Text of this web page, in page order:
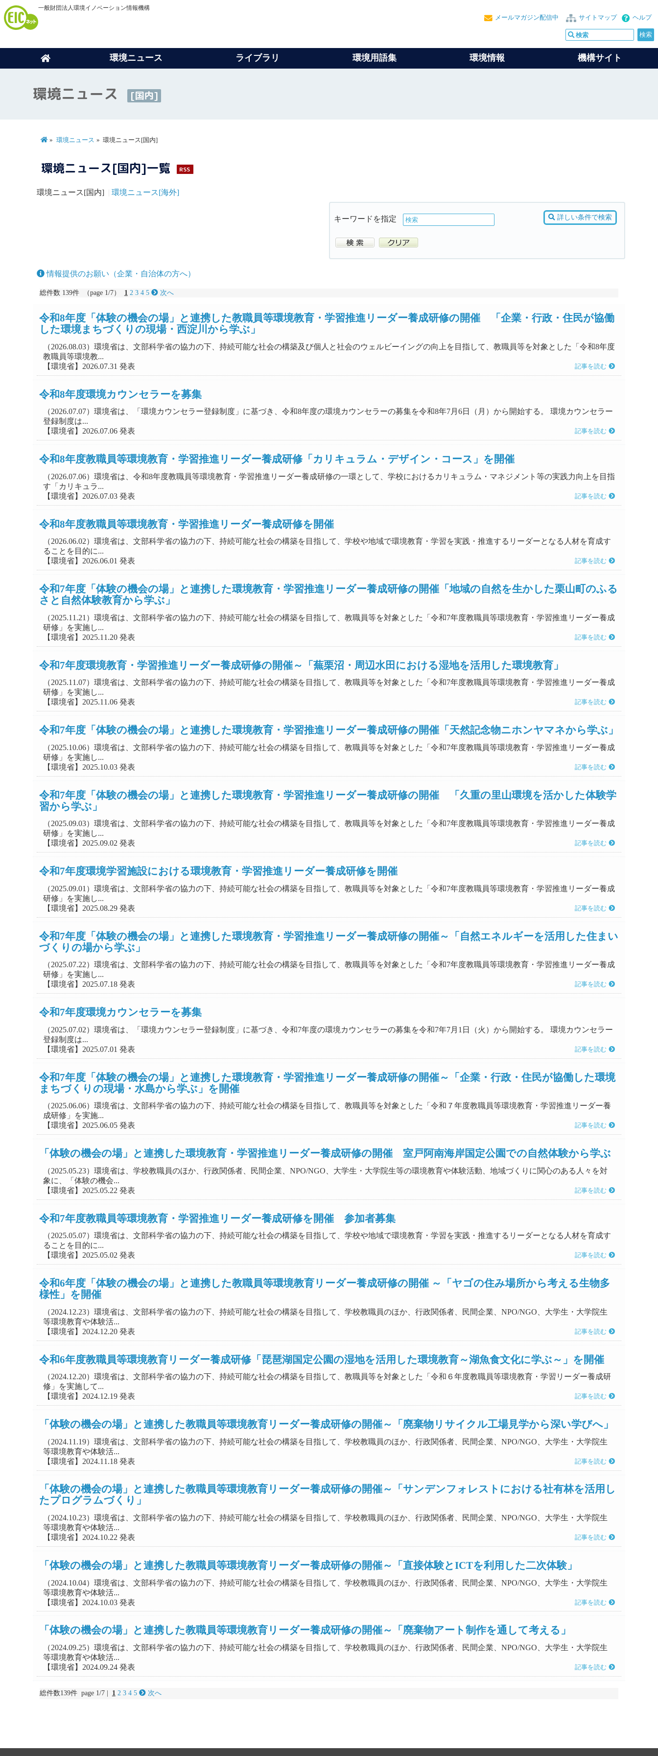
一般財団法人環境イノベーション情報機構
ヘルプ
サイトマップ
メールマガジン配信中
環境ニュース ライブラリ 環境用語集 環境情報 機構サイト
環境ニュース [国内]
環境ニュース 環境ニュース[国内]
環境ニュース[国内]一覧 RSS
環境ニュース[国内] 環境ニュース[海外]
キーワードを指定 詳しい条件で検索
情報提供のお願い（企業・自治体の方へ）
総件数 139件 （page 1/7） 1 2 3 4 5 次へ
令和8年度「体験の機会の場」と連携した教職員等環境教育・学習推進リーダー養成研修の開催 「企業・行政・住民が協働
した環境まちづくりの現場・西淀川から学ぶ」
（2026.08.03）環境省は、文部科学省の協力の下、持続可能な社会の構築及び個人と社会のウェルビーイングの向上を目指して、教職員等を対象とした「令和8年度
教職員等環境教...
【環境省】2026.07.31 発表
記事を読む
令和8年度環境カウンセラーを募集
（2026.07.07）環境省は、「環境カウンセラー登録制度」に基づき、令和8年度の環境カウンセラーの募集を令和8年7月6日（月）から開始する。 環境カウンセラー
登録制度は...
【環境省】2026.07.06 発表
記事を読む
令和8年度教職員等環境教育・学習推進リーダー養成研修「カリキュラム・デザイン・コース」を開催
（2026.07.06）環境省は、令和8年度教職員等環境教育・学習推進リーダー養成研修の一環として、学校におけるカリキュラム・マネジメント等の実践力向上を目指
す「カリキュラ...
【環境省】2026.07.03 発表
記事を読む
令和8年度教職員等環境教育・学習推進リーダー養成研修を開催
（2026.06.02）環境省は、文部科学省の協力の下、持続可能な社会の構築を目指して、学校や地域で環境教育・学習を実践・推進するリーダーとなる人材を育成す
ることを目的に...
【環境省】2026.06.01 発表
記事を読む
令和7年度「体験の機会の場」と連携した環境教育・学習推進リーダー養成研修の開催「地域の自然を生かした栗山町のふる
さと自然体験教育から学ぶ」
（2025.11.21）環境省は、文部科学省の協力の下、持続可能な社会の構築を目指して、教職員等を対象とした「令和7年度教職員等環境教育・学習推進リーダー養成
研修」を実施し...
【環境省】2025.11.20 発表
記事を読む
令和7年度環境教育・学習推進リーダー養成研修の開催～「蕪栗沼・周辺水田における湿地を活用した環境教育」
（2025.11.07）環境省は、文部科学省の協力の下、持続可能な社会の構築を目指して、教職員等を対象とした「令和7年度教職員等環境教育・学習推進リーダー養成
研修」を実施し...
【環境省】2025.11.06 発表
記事を読む
令和7年度「体験の機会の場」と連携した環境教育・学習推進リーダー養成研修の開催「天然記念物ニホンヤマネから学ぶ」
（2025.10.06）環境省は、文部科学省の協力の下、持続可能な社会の構築を目指して、教職員等を対象とした「令和7年度教職員等環境教育・学習推進リーダー養成
研修」を実施し...
【環境省】2025.10.03 発表
記事を読む
令和7年度「体験の機会の場」と連携した環境教育・学習推進リーダー養成研修の開催 「久重の里山環境を活かした体験学
習から学ぶ」
（2025.09.03）環境省は、文部科学省の協力の下、持続可能な社会の構築を目指して、教職員等を対象とした「令和7年度教職員等環境教育・学習推進リーダー養成
研修」を実施し...
【環境省】2025.09.02 発表
記事を読む
令和7年度環境学習施設における環境教育・学習推進リーダー養成研修を開催
（2025.09.01）環境省は、文部科学省の協力の下、持続可能な社会の構築を目指して、教職員等を対象とした「令和7年度教職員等環境教育・学習推進リーダー養成
研修」を実施し...
【環境省】2025.08.29 発表
記事を読む
令和7年度「体験の機会の場」と連携した環境教育・学習推進リーダー養成研修の開催～「自然エネルギーを活用した住まい
づくりの場から学ぶ」
（2025.07.22）環境省は、文部科学省の協力の下、持続可能な社会の構築を目指して、教職員等を対象とした「令和7年度教職員等環境教育・学習推進リーダー養成
研修」を実施し...
【環境省】2025.07.18 発表
記事を読む
令和7年度環境カウンセラーを募集
（2025.07.02）環境省は、「環境カウンセラー登録制度」に基づき、令和7年度の環境カウンセラーの募集を令和7年7月1日（火）から開始する。 環境カウンセラー
登録制度は...
【環境省】2025.07.01 発表
記事を読む
令和7年度「体験の機会の場」と連携した環境教育・学習推進リーダー養成研修の開催～「企業・行政・住民が協働した環境
まちづくりの現場・水島から学ぶ」を開催
（2025.06.06）環境省は、文部科学省の協力の下、持続可能な社会の構築を目指して、教職員等を対象とした「令和７年度教職員等環境教育・学習推進リーダー養
成研修」を実施...
【環境省】2025.06.05 発表
記事を読む
「体験の機会の場」と連携した環境教育・学習推進リーダー養成研修の開催 室戸阿南海岸国定公園での自然体験から学ぶ
（2025.05.23）環境省は、学校教職員のほか、行政関係者、民間企業、NPO/NGO、大学生・大学院生等の環境教育や体験活動、地域づくりに関心のある人々を対
象に、「体験の機会...
【環境省】2025.05.22 発表
記事を読む
令和7年度教職員等環境教育・学習推進リーダー養成研修を開催 参加者募集
（2025.05.07）環境省は、文部科学省の協力の下、持続可能な社会の構築を目指して、学校や地域で環境教育・学習を実践・推進するリーダーとなる人材を育成す
ることを目的に...
【環境省】2025.05.02 発表
記事を読む
令和6年度「体験の機会の場」と連携した教職員等環境教育リーダー養成研修の開催 ～「ヤゴの住み場所から考える生物多
様性」を開催
（2024.12.23）環境省は、文部科学省の協力の下、持続可能な社会の構築を目指して、学校教職員のほか、行政関係者、民間企業、NPO/NGO、大学生・大学院生
等環境教育や体験活...
【環境省】2024.12.20 発表
記事を読む
令和6年度教職員等環境教育リーダー養成研修「琵琶湖国定公園の湿地を活用した環境教育～湖魚食文化に学ぶ～」を開催
（2024.12.20）環境省は、文部科学省の協力の下、持続可能な社会の構築を目指して、教職員等を対象とした「令和６年度教職員等環境教育・学習リーダー養成研
修」を実施して...
【環境省】2024.12.19 発表
記事を読む
「体験の機会の場」と連携した教職員等環境教育リーダー養成研修の開催～「廃棄物リサイクル工場見学から深い学びへ」
（2024.11.19）環境省は、文部科学省の協力の下、持続可能な社会の構築を目指して、学校教職員のほか、行政関係者、民間企業、NPO/NGO、大学生・大学院生
等環境教育や体験活...
【環境省】2024.11.18 発表
記事を読む
「体験の機会の場」と連携した教職員等環境教育リーダー養成研修の開催～「サンデンフォレストにおける社有林を活用し
たプログラムづくり」
（2024.10.23）環境省は、文部科学省の協力の下、持続可能な社会の構築を目指して、学校教職員のほか、行政関係者、民間企業、NPO/NGO、大学生・大学院生
等環境教育や体験活...
【環境省】2024.10.22 発表
記事を読む
「体験の機会の場」と連携した教職員等環境教育リーダー養成研修の開催～「直接体験とICTを利用した二次体験」
（2024.10.04）環境省は、文部科学省の協力の下、持続可能な社会の構築を目指して、学校教職員のほか、行政関係者、民間企業、NPO/NGO、大学生・大学院生
等環境教育や体験活...
【環境省】2024.10.03 発表
記事を読む
「体験の機会の場」と連携した教職員等環境教育リーダー養成研修の開催～「廃棄物アート制作を通して考える」
（2024.09.25）環境省は、文部科学省の協力の下、持続可能な社会の構築を目指して、学校教職員のほか、行政関係者、民間企業、NPO/NGO、大学生・大学院生
等環境教育や体験活...
【環境省】2024.09.24 発表
記事を読む
総件数139件 page 1/7 | 1 2 3 4 5 次へ